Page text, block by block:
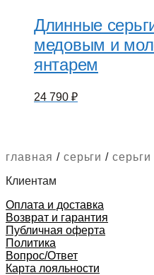
Длинные
медовым и
янтарем
24 790 ₽
главная / серьги /
Клиентам
Оплата и доставка
Возврат и гарантия
Публичная оферта
Политика
Вопрос/Ответ
Карта лояльности